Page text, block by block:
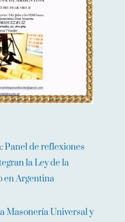
Panel de reflexiones
la Ley de la
en Argentina
Masonería Universal y